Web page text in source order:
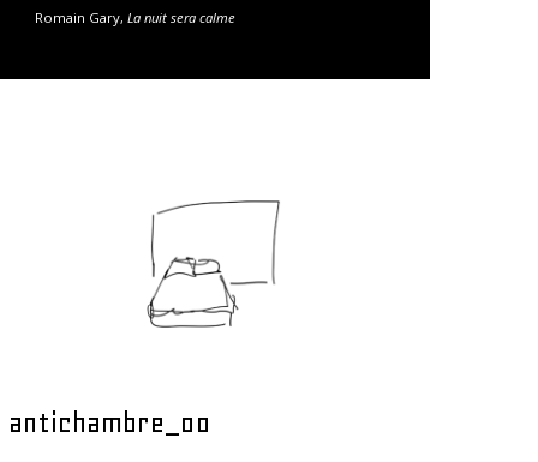
Romain Gary, La nuit sera calme
antichambre_00